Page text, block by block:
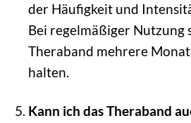
der Häufigkeit und
Bei regelmäßiger Nutzung
Theraband mehrere
halten.
Kann ich das Theraband